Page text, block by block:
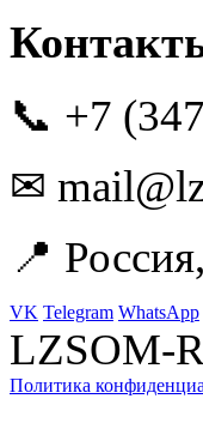
📞 +7
✉
📍
VK Telegram WhatsApp
LZSOM-
Политика